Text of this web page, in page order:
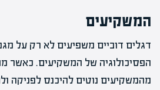
המשקיעים
דגלים דוביים משפיעים לא רק על
הפסיכולוגיה של המשקיעים. כאשר
מהמשקיעים נוטים להיכנס לפניקה